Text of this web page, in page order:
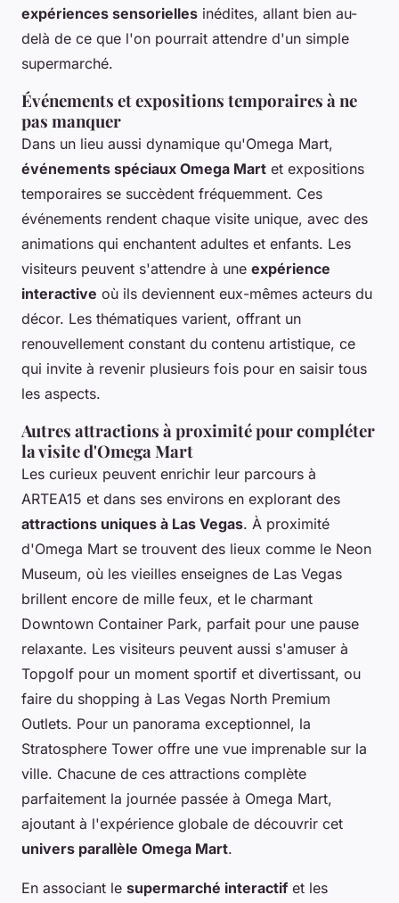
expériences sensorielles inédites, allant bien au-
delà de ce que l'on pourrait attendre d'un simple
supermarché.
Événements et expositions temporaires à ne
pas manquer
Dans un lieu aussi dynamique qu'Omega Mart,
événements spéciaux Omega Mart et expositions
temporaires se succèdent fréquemment. Ces
événements rendent chaque visite unique, avec des
animations qui enchantent adultes et enfants. Les
visiteurs peuvent s'attendre à une expérience
interactive où ils deviennent eux-mêmes acteurs du
décor. Les thématiques varient, offrant un
renouvellement constant du contenu artistique, ce
qui invite à revenir plusieurs fois pour en saisir tous
les aspects.
Autres attractions à proximité pour compléter
la visite d'Omega Mart
Les curieux peuvent enrichir leur parcours à
ARTEA15 et dans ses environs en explorant des
attractions uniques à Las Vegas. À proximité
d'Omega Mart se trouvent des lieux comme le Neon
Museum, où les vieilles enseignes de Las Vegas
brillent encore de mille feux, et le charmant
Downtown Container Park, parfait pour une pause
relaxante. Les visiteurs peuvent aussi s'amuser à
Topgolf pour un moment sportif et divertissant, ou
faire du shopping à Las Vegas North Premium
Outlets. Pour un panorama exceptionnel, la
Stratosphere Tower offre une vue imprenable sur la
ville. Chacune de ces attractions complète
parfaitement la journée passée à Omega Mart,
ajoutant à l'expérience globale de découvrir cet
univers parallèle Omega Mart.
En associant le supermarché interactif et les